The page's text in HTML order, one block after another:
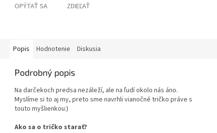
OPÝTAŤ SA ZDIEĽAŤ
Popis Hodnotenie Diskusia
Podrobný popis
Na darčekoch predsa nezáleží, ale na ľudí okolo nás áno.
Myslíme si to aj my, preto sme navrhli vianočné tričko práve s
touto myšlienkou:)
Ako sa o tričko starať?